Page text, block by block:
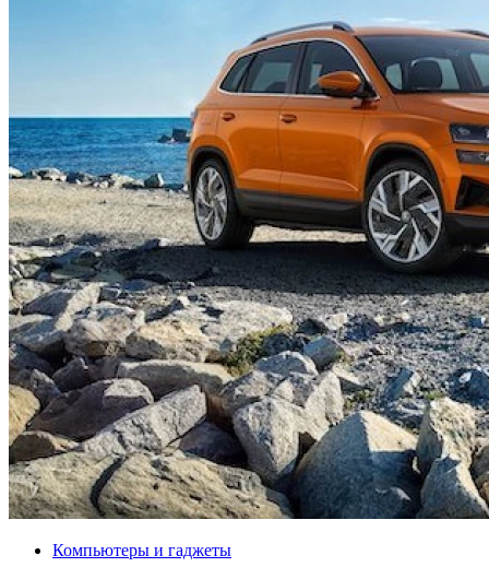
Компьютеры и гаджеты